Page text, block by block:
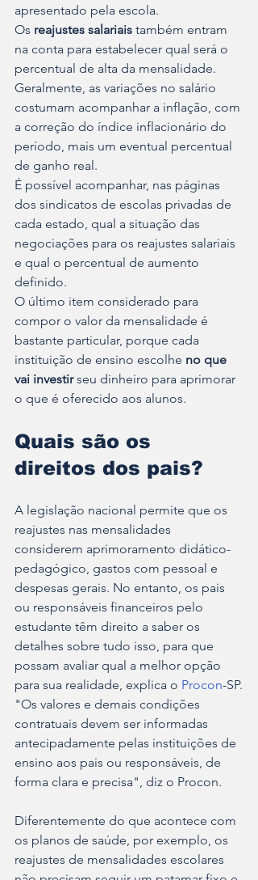
apresentado pela escola.
Os reajustes salariais também entram
na conta para estabelecer qual será o
percentual de alta da mensalidade.
Geralmente, as variações no salário
costumam acompanhar a inflação, com
a correção do índice inflacionário do
período, mais um eventual percentual
de ganho real.
É possível acompanhar, nas páginas
dos sindicatos de escolas privadas de
cada estado, qual a situação das
negociações para os reajustes salariais
e qual o percentual de aumento
definido.
O último item considerado para
compor o valor da mensalidade é
bastante particular, porque cada
instituição de ensino escolhe no que
vai investir seu dinheiro para aprimorar
o que é oferecido aos alunos.
Quais são os
direitos dos pais?
A legislação nacional permite que os
reajustes nas mensalidades
considerem aprimoramento didático-
pedagógico, gastos com pessoal e
despesas gerais. No entanto, os pais
ou responsáveis financeiros pelo
estudante têm direito a saber os
detalhes sobre tudo isso, para que
possam avaliar qual a melhor opção
para sua realidade, explica o Procon-SP.
"Os valores e demais condições
contratuais devem ser informadas
antecipadamente pelas instituições de
ensino aos pais ou responsáveis, de
forma clara e precisa", diz o Procon.
Diferentemente do que acontece com
os planos de saúde, por exemplo, os
reajustes de mensalidades escolares